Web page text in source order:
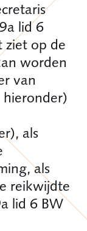
lid 6
ziet op de
worden
van
hieronder)
als
als
reikwijdte
lid 6 BW